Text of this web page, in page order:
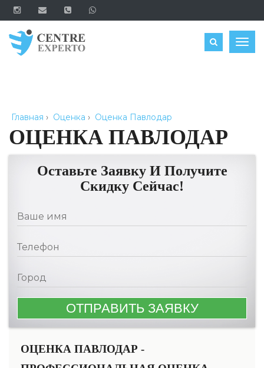
ЗАКАЗАТЬ
Главная › Оценка › Оценка Павлодар
ОЦЕНКА ПАВЛОДАР
Оставьте Заявку И Получите
Скидку Сейчас!
ОЦЕНКА ПАВЛОДАР -